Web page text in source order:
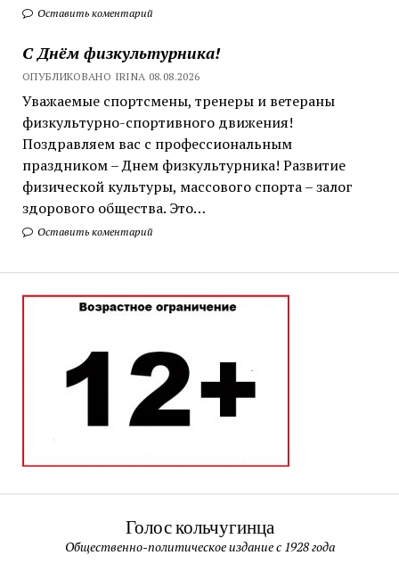
Оставить коментарий
С Днём физкультурника!
ОПУБЛИКОВАНО IRINA 08.08.2026
Уважаемые спортсмены, тренеры и ветераны
физкультурно-спортивного движения!
Поздравляем вас с профессиональным
праздником – Днем физкультурника! Развитие
физической культуры, массового спорта – залог
здорового общества. Это…
Оставить коментарий
Голос кольчугинца
Общественно-политическое издание с 1928 года